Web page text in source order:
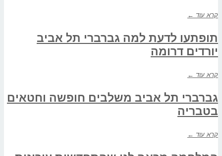
קרא עוד ←
תופתעו לדעת למה גברברי תל אביב
יורדים דרומה
קרא עוד ←
גברברי תל אביב משלבים חופשה וחטאים
בטבריה
קרא עוד ←